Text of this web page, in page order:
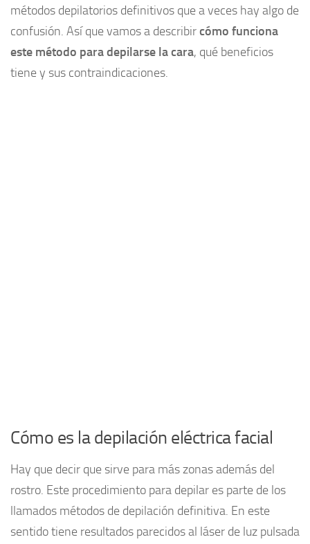
Acidos
Embarazo
Plantas medicinales
Aceites
métodos depilatorios definitivos que a veces hay algo de
confusión. Así que vamos a describircómo funciona
este método para depilarse la cara, qué beneficios
tiene y sus contraindicaciones.
Cómo es la depilación eléctrica facial
Hay que decir que sirve para más zonas además del
rostro. Este procedimiento para depilar es parte de los
llamados métodos de depilación definitiva. En este
sentido tiene resultados parecidos al láser de luz pulsada